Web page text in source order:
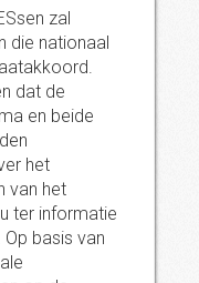
zal
die nationaal
dat de
en beide
het
van het
ter informatie
basis van